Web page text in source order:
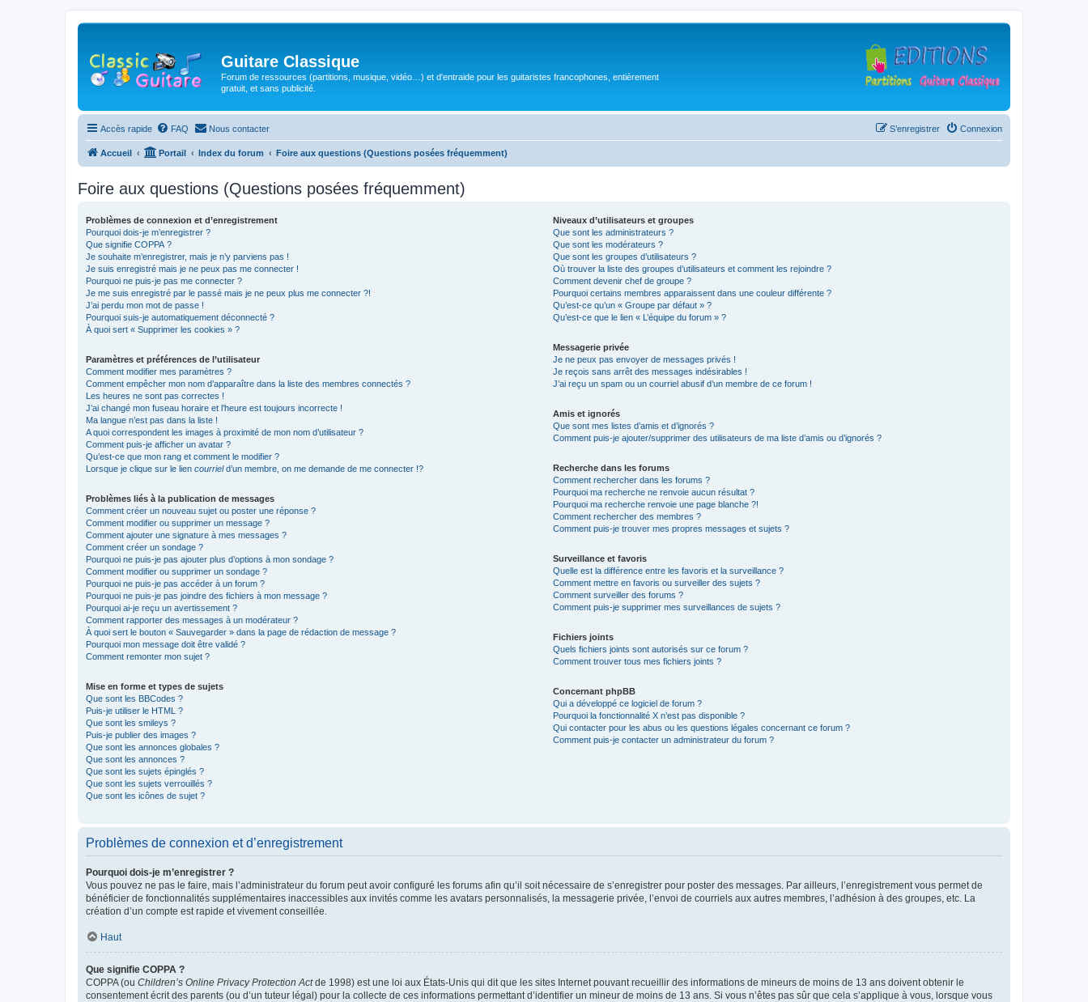
Guitare Classique
Forum de ressources (partitions, musique, vidéo…) et d'entraide pour les guitaristes francophones, entièrement
gratuit, et sans publicité.
Accès rapide FAQ Nous contacter Connexion
S’enregistrer
Accueil Portail Index du forum Foire aux questions (Questions posées fréquemment)
Foire aux questions (Questions posées fréquemment)
Problèmes de connexion et d’enregistrement
Pourquoi dois-je m’enregistrer ?
Que signifie COPPA ?
Je souhaite m’enregistrer, mais je n’y parviens pas !
Je suis enregistré mais je ne peux pas me connecter !
Pourquoi ne puis-je pas me connecter ?
Je me suis enregistré par le passé mais je ne peux plus me connecter ?!
J’ai perdu mon mot de passe !
Pourquoi suis-je automatiquement déconnecté ?
À quoi sert « Supprimer les cookies » ?
Paramètres et préférences de l’utilisateur
Comment modifier mes paramètres ?
Comment empêcher mon nom d’apparaître dans la liste des membres connectés ?
Les heures ne sont pas correctes !
J’ai changé mon fuseau horaire et l’heure est toujours incorrecte !
Ma langue n’est pas dans la liste !
A quoi correspondent les images à proximité de mon nom d’utilisateur ?
Comment puis-je afficher un avatar ?
Qu’est-ce que mon rang et comment le modifier ?
Lorsque je clique sur le lien courrield’un membre, on me demande de me connecter !?
Problèmes liés à la publication de messages
Comment créer un nouveau sujet ou poster une réponse ?
Comment modifier ou supprimer un message ?
Comment ajouter une signature à mes messages ?
Comment créer un sondage ?
Pourquoi ne puis-je pas ajouter plus d’options à mon sondage ?
Comment modifier ou supprimer un sondage ?
Pourquoi ne puis-je pas accéder à un forum ?
Pourquoi ne puis-je pas joindre des fichiers à mon message ?
Pourquoi ai-je reçu un avertissement ?
Comment rapporter des messages à un modérateur ?
À quoi sert le bouton « Sauvegarder » dans la page de rédaction de message ?
Pourquoi mon message doit être validé ?
Comment remonter mon sujet ?
Mise en forme et types de sujets
Que sont les BBCodes ?
Puis-je utiliser le HTML ?
Que sont les smileys ?
Puis-je publier des images ?
Que sont les annonces globales ?
Que sont les annonces ?
Que sont les sujets épinglés ?
Que sont les sujets verrouillés ?
Que sont les icônes de sujet ?
Niveaux d’utilisateurs et groupes
Que sont les administrateurs ?
Que sont les modérateurs ?
Que sont les groupes d’utilisateurs ?
Où trouver la liste des groupes d’utilisateurs et comment les rejoindre ?
Comment devenir chef de groupe ?
Pourquoi certains membres apparaissent dans une couleur différente ?
Qu’est-ce qu’un « Groupe par défaut » ?
Qu’est-ce que le lien « L’équipe du forum » ?
Messagerie privée
Je ne peux pas envoyer de messages privés !
Je reçois sans arrêt des messages indésirables !
J’ai reçu un spam ou un courriel abusif d’un membre de ce forum !
Amis et ignorés
Que sont mes listes d’amis et d’ignorés ?
Comment puis-je ajouter/supprimer des utilisateurs de ma liste d’amis ou d’ignorés ?
Recherche dans les forums
Comment rechercher dans les forums ?
Pourquoi ma recherche ne renvoie aucun résultat ?
Pourquoi ma recherche renvoie une page blanche ?!
Comment rechercher des membres ?
Comment puis-je trouver mes propres messages et sujets ?
Surveillance et favoris
Quelle est la différence entre les favoris et la surveillance ?
Comment mettre en favoris ou surveiller des sujets ?
Comment surveiller des forums ?
Comment puis-je supprimer mes surveillances de sujets ?
Fichiers joints
Quels fichiers joints sont autorisés sur ce forum ?
Comment trouver tous mes fichiers joints ?
Concernant phpBB
Qui a développé ce logiciel de forum ?
Pourquoi la fonctionnalité X n’est pas disponible ?
Qui contacter pour les abus ou les questions légales concernant ce forum ?
Comment puis-je contacter un administrateur du forum ?
Problèmes de connexion et d’enregistrement
Pourquoi dois-je m’enregistrer ?
Vous pouvez ne pas le faire, mais l’administrateur du forum peut avoir configuré les forums afin qu’il soit nécessaire de s’enregistrer pour poster des messages. Par ailleurs, l’enregistrement vous permet de
bénéficier de fonctionnalités supplémentaires inaccessibles aux invités comme les avatars personnalisés, la messagerie privée, l’envoi de courriels aux autres membres, l’adhésion à des groupes, etc. La
création d’un compte est rapide et vivement conseillée.
Haut
Que signifie COPPA ?
COPPA (ou Children’s Online Privacy Protection Actde 1998) est une loi aux États-Unis qui dit que les sites Internet pouvant recueillir des informations de mineurs de moins de 13 ans doivent obtenir le
consentement écrit des parents (ou d’un tuteur légal) pour la collecte de ces informations permettant d’identifier un mineur de moins de 13 ans. Si vous n’êtes pas sûr que cela s’applique à vous, lorsque vous